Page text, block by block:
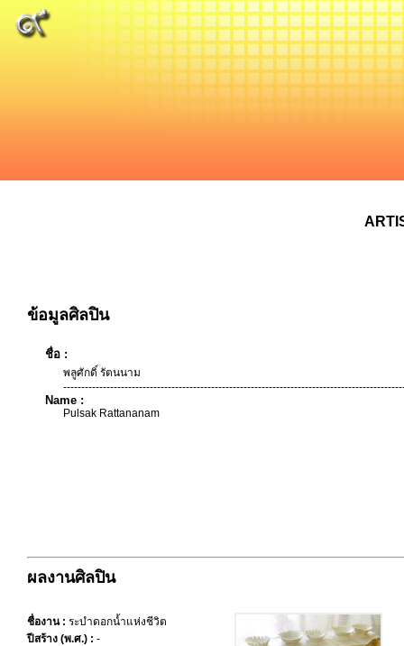
ข้อมูลศิลปิน
ชื่อ :
พลูศักดิ์ รัตนนาม
Name :
Pulsak Rattananam
ผลงานศิลปิน
ชื่องาน : ระบำดอกน้ำแห่งชีวิต
ปีสร้าง (พ.ศ.) : -